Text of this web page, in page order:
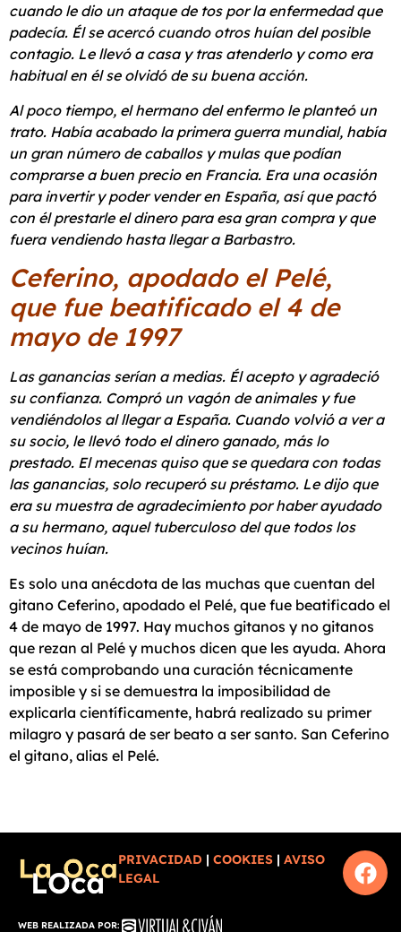
cuando le dio un ataque de tos por la enfermedad que
padecía. Él se acercó cuando otros huían del posible
contagio. Le llevó a casa y tras atenderlo y como era
habitual en él se olvidó de su buena acción.
Al poco tiempo, el hermano del enfermo le planteó un
trato. Había acabado la primera guerra mundial, había
un gran número de caballos y mulas que podían
comprarse a buen precio en Francia. Era una ocasión
para invertir y poder vender en España, así que pactó
con él prestarle el dinero para esa gran compra y que
fuera vendiendo hasta llegar a Barbastro.
Ceferino, apodado el Pelé,
que fue beatificado el 4 de
mayo de 1997
Las ganancias serían a medias. Él acepto y agradeció
su confianza. Compró un vagón de animales y fue
vendiéndolos al llegar a España. Cuando volvió a ver a
su socio, le llevó todo el dinero ganado, más lo
prestado. El mecenas quiso que se quedara con todas
las ganancias, solo recuperó su préstamo. Le dijo que
era su muestra de agradecimiento por haber ayudado
a su hermano, aquel tuberculoso del que todos los
vecinos huían.
Es solo una anécdota de las muchas que cuentan del
gitano Ceferino, apodado el Pelé, que fue beatificado el
4 de mayo de 1997. Hay muchos gitanos y no gitanos
que rezan al Pelé y muchos dicen que les ayuda. Ahora
se está comprobando una curación técnicamente
imposible y si se demuestra la imposibilidad de
explicarla científicamente, habrá realizado su primer
milagro y pasará de ser beato a ser santo. San Ceferino
el gitano, alias el Pelé.
PRIVACIDAD | COOKIES | AVISO
LEGAL
WEB REALIZADA POR: